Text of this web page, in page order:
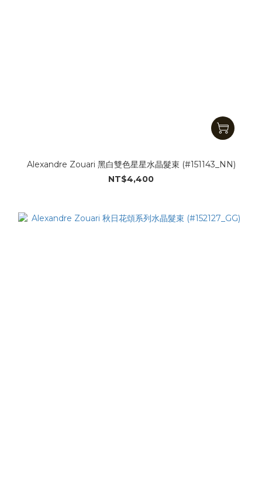
Alexandre Zouari 黑白雙色星星水晶髮束 (#151143_NN)
NT$4,400